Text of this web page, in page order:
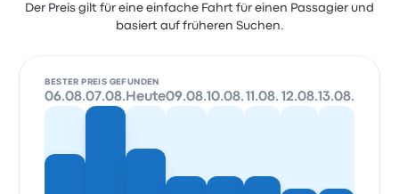
Der Preis gilt für eine einfache Fahrt für einen Passagier und
basiert auf früheren Suchen.
BESTER PREIS GEFUNDEN
06.08.07.08. Heute09.08.10.08. 11.08. 12.08.13.08.